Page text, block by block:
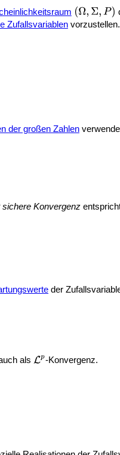
Zufallsvariablenvorzustellen.
der großen Zahlen
sichere Konvergenz
der
als -Konvergenz.